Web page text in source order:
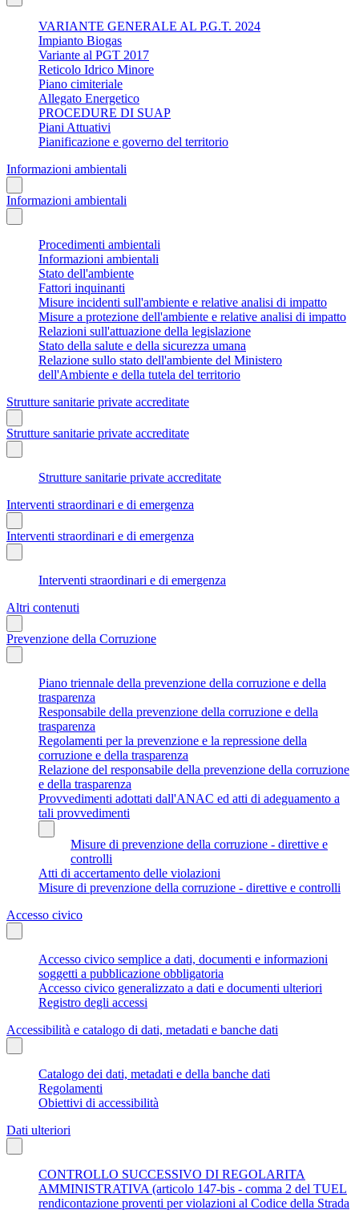
VARIANTE GENERALE AL P.G.T. 2024
Impianto Biogas
Variante al PGT 2017
Reticolo Idrico Minore
Piano cimiteriale
Allegato Energetico
PROCEDURE DI SUAP
Piani Attuativi
Pianificazione e governo del territorio
Informazioni ambientali
Informazioni ambientali
Procedimenti ambientali
Informazioni ambientali
Stato dell'ambiente
Fattori inquinanti
Misure incidenti sull'ambiente e relative analisi di impatto
Misure a protezione dell'ambiente e relative analisi di impatto
Relazioni sull'attuazione della legislazione
Stato della salute e della sicurezza umana
Relazione sullo stato dell'ambiente del Ministero
dell'Ambiente e della tutela del territorio
Strutture sanitarie private accreditate
Strutture sanitarie private accreditate
Strutture sanitarie private accreditate
Interventi straordinari e di emergenza
Interventi straordinari e di emergenza
Interventi straordinari e di emergenza
Altri contenuti
Prevenzione della Corruzione
Piano triennale della prevenzione della corruzione e della
trasparenza
Responsabile della prevenzione della corruzione e della
trasparenza
Regolamenti per la prevenzione e la repressione della
corruzione e della trasparenza
Relazione del responsabile della prevenzione della corruzione
e della trasparenza
Provvedimenti adottati dall'ANAC ed atti di adeguamento a
tali provvedimenti
Misure di prevenzione della corruzione - direttive e
controlli
Atti di accertamento delle violazioni
Misure di prevenzione della corruzione - direttive e controlli
Accesso civico
Accesso civico semplice a dati, documenti e informazioni
soggetti a pubblicazione obbligatoria
Accesso civico generalizzato a dati e documenti ulteriori
Registro degli accessi
Accessibilità e catalogo di dati, metadati e banche dati
Catalogo dei dati, metadati e della banche dati
Regolamenti
Obiettivi di accessibilità
Dati ulteriori
CONTROLLO SUCCESSIVO DI REGOLARITA
AMMINISTRATIVA (articolo 147-bis - comma 2 del TUEL
rendicontazione proventi per violazioni al Codice della Strada